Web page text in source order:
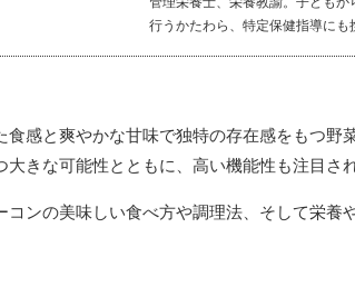
行うかたわら、特定保健指導にも
食感と爽やかな甘味で独特の存在感をもつ野
大きな可能性とともに、高い機能性も注目さ
コンの美味しい食べ方や調理法、そして栄養